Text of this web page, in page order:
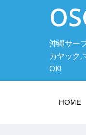
沖縄サー
カヤック,
OK!
HOME